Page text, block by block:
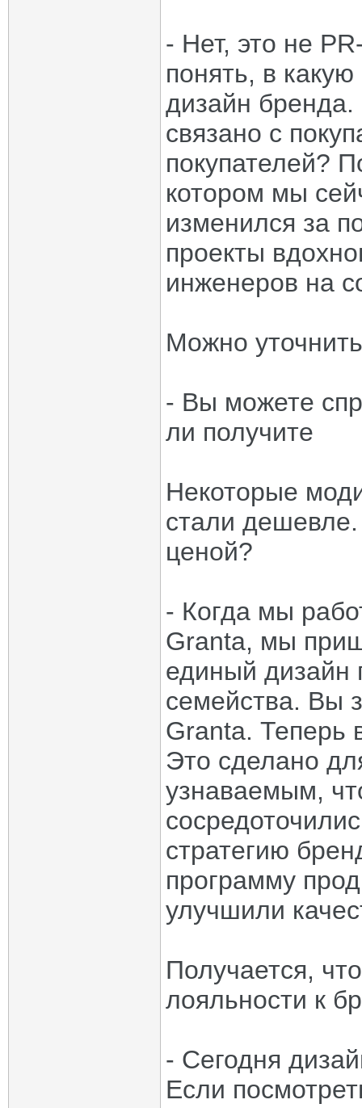
- Нет, это не
понять, в
дизайн
связано с
покупателей?
котором мы
изменился за
проекты
инженеров на
Можно
- Вы можете
ли получите
Некоторые
стали
ценой?
- Когда мы
Granta, мы
единый дизайн
семейства. Вы
Granta. Теперь
Это сделано
узнаваемым,
стратегию
программу
улучшили
Получается,
лояльности к
- Сегодня
Если